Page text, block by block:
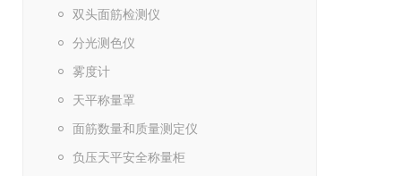
双头面筋检测仪
分光测色仪
雾度计
天平称量罩
面筋数量和质量测定仪
负压天平安全称量柜